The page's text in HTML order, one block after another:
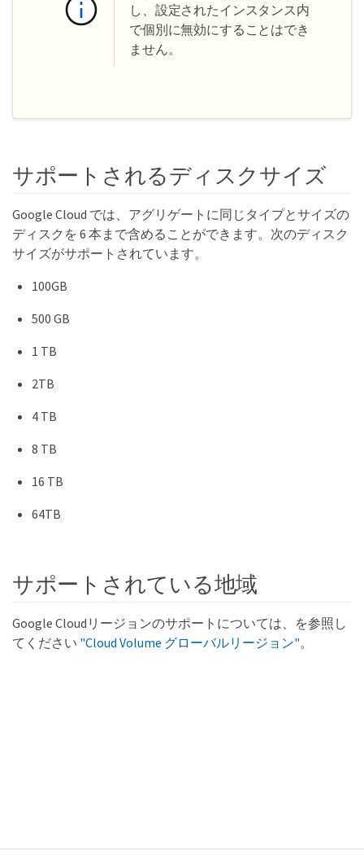
し、設定されたインスタンス内
で個別に無効にすることはでき
ません。
サポートされるディスクサイズ
Google Cloud では、アグリゲートに同じタイプとサイズの
ディスクを 6 本まで含めることができます。次のディスク
サイズがサポートされています。
100GB
500 GB
1 TB
2TB
4 TB
8 TB
16 TB
64TB
サポートされている地域
Google Cloudリージョンのサポートについては、を参照し
てください "Cloud Volume グローバルリージョン"。